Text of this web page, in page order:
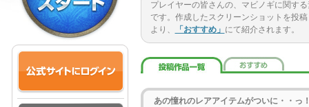
プレイヤーの皆さんの、マビノギに関す
です。作成したスクリーンショットを投
より、
「おすすめ」 にて紹介されます。
あの憧れのレアアイテムがついに・・っ